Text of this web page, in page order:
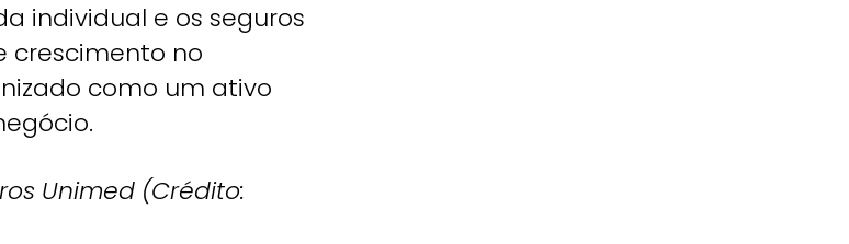
individual e os seguros
crescimento no
como um ativo
Unimed (Crédito: